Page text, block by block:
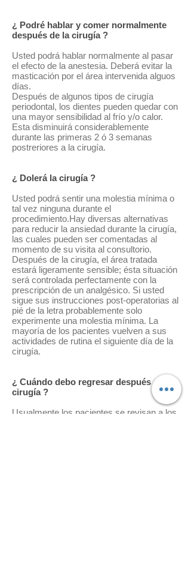
¿ Podré hablar y comer normalmente
después de la cirugía ?
Usted podrá hablar normalmente al pasar
el efecto de la anestesia. Deberá evitar la
masticación por el área intervenida alguos
días.
Después de algunos tipos de cirugía
periodontal, los dientes pueden quedar con
una mayor sensibilidad al frío y/o calor.
Esta disminuirá considerablemente
durante las primeras 2 ó 3 semanas
postreriores a la cirugía.
¿ Dolerá la cirugía ?
Usted podrá sentir una molestia mínima o
tal vez ninguna durante el
procedimiento.Hay diversas alternativas
para reducir la ansiedad durante la cirugía,
las cuales pueden ser comentadas al
momento de su visita al consultorio.
Después de la cirugía, el área tratada
estará ligeramente sensible; ésta situación
será controlada perfectamente con la
prescripción de un analgésico. Si usted
sigue sus instrucciones post-operatorias al
pié de la letra probablemente solo
experimente una molestia mínima. La
mayoría de los pacientes vuelven a sus
actividades de rutina el siguiente día de la
cirugía.
¿ Cuándo debo regresar después de la
cirugía ?
Usualmente los pacientes se revisan a los